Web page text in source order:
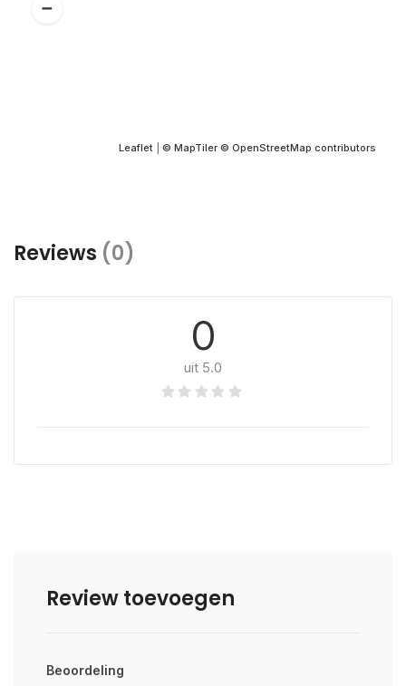
Leaflet © MapTiler © OpenStreetMap contributors
Reviews (0)
0
uit 5.0
Review toevoegen
Beoordeling